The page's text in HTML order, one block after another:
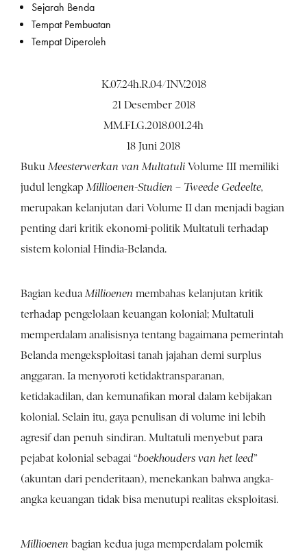
Sejarah Benda
Tempat Pembuatan
Tempat Diperoleh
K.07.24h.R.04/INV.2018
21 Desember 2018
MM.FLG.2018.001.24h
18 Juni 2018
Buku Meesterwerkan van Multatuli Volume III memiliki
judul lengkap Millioenen-Studien – Tweede Gedeelte,
merupakan kelanjutan dari Volume II dan menjadi bagian
penting dari kritik ekonomi-politik Multatuli terhadap
sistem kolonial Hindia-Belanda.
Bagian kedua Millioenen membahas kelanjutan kritik
terhadap pengelolaan keuangan kolonial; Multatuli
memperdalam analisisnya tentang bagaimana pemerintah
Belanda mengeksploitasi tanah jajahan demi surplus
anggaran. Ia menyoroti ketidaktransparanan,
ketidakadilan, dan kemunafikan moral dalam kebijakan
kolonial. Selain itu, gaya penulisan di volume ini lebih
agresif dan penuh sindiran. Multatuli menyebut para
pejabat kolonial sebagai “boekhouders van het leed”
(akuntan dari penderitaan), menekankan bahwa angka-
angka keuangan tidak bisa menutupi realitas eksploitasi.
Millioenen bagian kedua juga memperdalam polemik